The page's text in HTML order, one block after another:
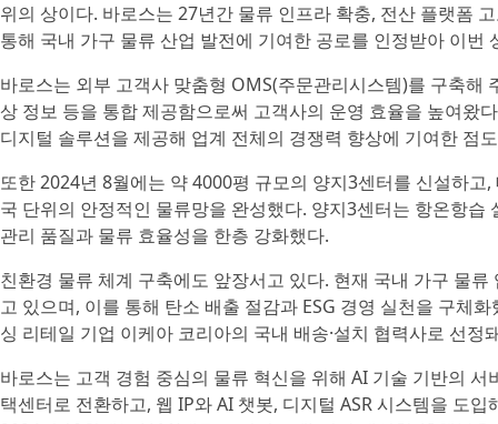
위의 상이다. 바로스는 27년간 물류 인프라 확충, 전산 플랫폼
통해 국내 가구 물류 산업 발전에 기여한 공로를 인정받아 이번
바로스는 외부 고객사 맞춤형 OMS(주문관리시스템)를 구축해
상 정보 등을 통합 제공함으로써 고객사의 운영 효율을 높여왔
디지털 솔루션을 제공해 업계 전체의 경쟁력 향상에 기여한 점
또한 2024년 8월에는 약 4000평 규모의 양지3센터를 신설하고
국 단위의 안정적인 물류망을 완성했다. 양지3센터는 항온항
관리 품질과 물류 효율성을 한층 강화했다.
친환경 물류 체계 구축에도 앞장서고 있다. 현재 국내 가구 물
고 있으며, 이를 통해 탄소 배출 절감과 ESG 경영 실천을 구체
싱 리테일 기업 이케아 코리아의 국내 배송·설치 협력사로 선정
바로스는 고객 경험 중심의 물류 혁신을 위해 AI 기술 기반의
택센터로 전환하고, 웹 IP와 AI 챗봇, 디지털 ASR 시스템을 도